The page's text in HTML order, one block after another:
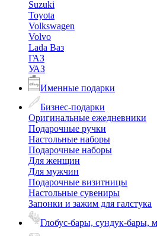
Suzuki
Toyota
Volkswagen
Volvo
Lada Ваз
ГАЗ
УАЗ
Именные подарки
Бизнес-подарки
Оригинальные ежедневники
Подарочные ручки
Настольные наборы
Подарочные наборы
Для женщин
Для мужчин
Подарочные визитницы
Настольные сувениры
Запонки и зажим для галстука
Глобус-бары, сундук-бары,